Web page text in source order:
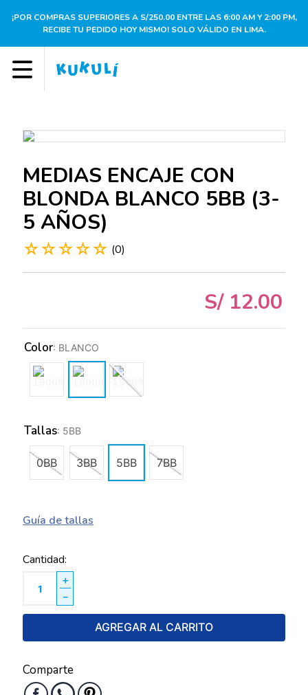
¡POR COMPRAS SUPERIORES A S/250.00 ENTRE LAS 6:00 AM Y 2:00 PM,
RECIBE TU PEDIDO HOY MISMO! SOLO VÁLIDO EN LIMA.
MEDIAS ENCAJE CON
BLONDA BLANCO 5BB (3-
5 AÑOS)
☆☆☆☆☆ (0)
S/ 12.00
Tallas: 5BB
0BB 3BB 5BB 7BB
Color: BLANCO
Guía de tallas
Cantidad
＋
－
AGREGAR AL CARRITO
Comparte